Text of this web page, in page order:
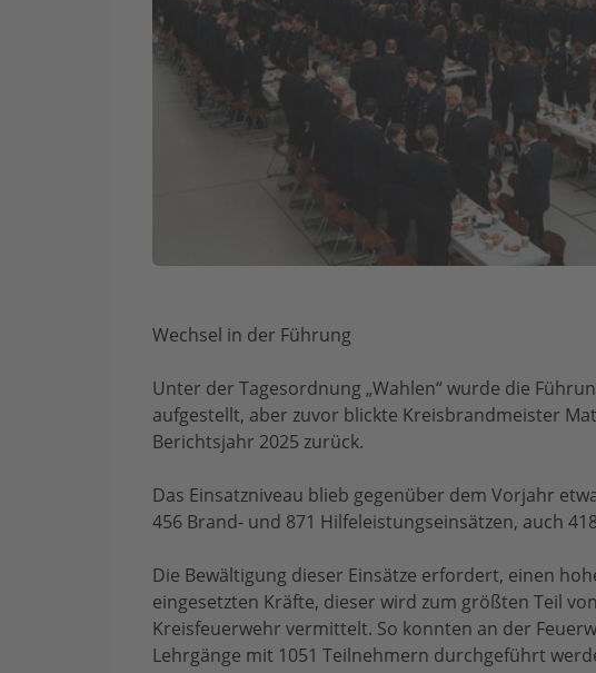
Wechsel in der Führung
Unter der Tagesordnung „Wahlen“ wurde die
aufgestellt, aber zuvor blickte Kreisbrandmeister
Berichtsjahr 2025 zurück.
Das Einsatzniveau blieb gegenüber dem Vorjahr
456 Brand- und 871 Hilfeleistungseinsätzen, auch
Die Bewältigung dieser Einsätze erfordert, einen
eingesetzten Kräfte, dieser wird zum größten Teil
Kreisfeuerwehr vermittelt. So konnten an der
Lehrgänge mit 1051 Teilnehmern durchgeführt